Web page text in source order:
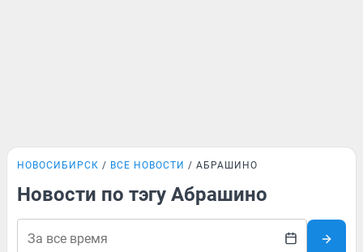
НОВОСИБИРСК ВСЕ НОВОСТИ АБРАШИНО
Новости по тэгу Абрашино